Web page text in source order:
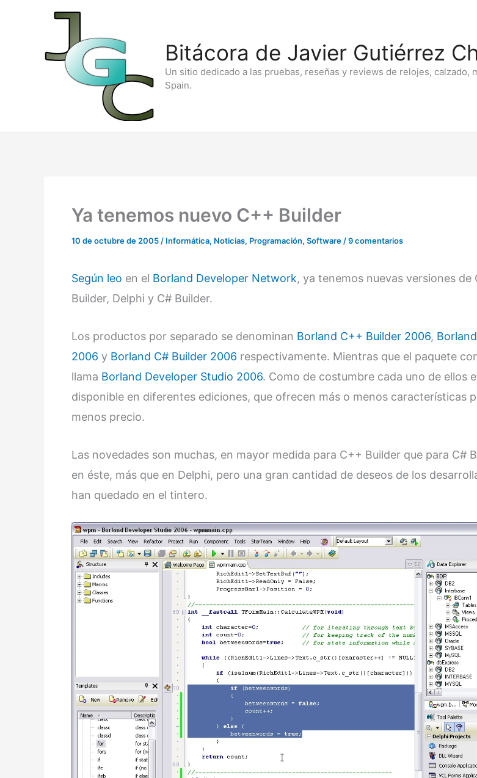
contenido
Bitácora de Javier Gutiérrez
Un sitio dedicado a las pruebas, reseñas y reviews de relojes,
Spain.
Ya tenemos nuevo C++ Builder
10 de octubre de 2005 / Informática, Noticias, Programación, Software /9 comentarios
Según leo en el Borland Developer Network, ya tenemos nuevas versiones de
Builder, Delphi y C# Builder.
Los productos por separado se denominan Borland C++ Builder 2006,
2006 y Borland C# Builder 2006 respectivamente. Mientras que el paquete
llama Borland Developer Studio 2006. Como de costumbre cada uno de ellos
disponible en diferentes ediciones, que ofrecen más o menos características
menos precio.
Las novedades son muchas, en mayor medida para C++ Builder que para C#
en éste, más que en Delphi, pero una gran cantidad de deseos de los
han quedado en el tintero.